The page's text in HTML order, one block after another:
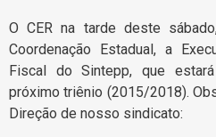
O CER na tarde deste
Coordenação Estadual, a
Fiscal do Sintepp, que
próximo triênio (2015/2018).
Direção de nosso sindicato: